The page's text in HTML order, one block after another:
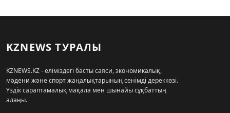
KZNEWS ТУРАЛЫ
KZNEWS.KZ - еліміздегі басты саяси, экономикалық,
мәдени және спорт жаңалықтарының сенімді дереккөзі.
Үздік сараптамалық мақала мен шынайы сұқбаттың
алаңы.